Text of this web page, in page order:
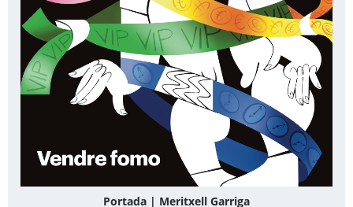
Portada | Meritxell Garriga